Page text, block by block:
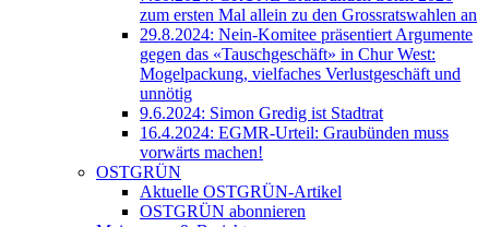
zum ersten Mal allein zu den Grossratswahlen an
29.8.2024: Nein-Komitee präsentiert Argumente
gegen das «Tauschgeschäft» in Chur West:
Mogelpackung, vielfaches Verlustgeschäft und
unnötig
9.6.2024: Simon Gredig ist Stadtrat
16.4.2024: EGMR-Urteil: Graubünden muss
vorwärts machen!
OSTGRÜN
Aktuelle OSTGRÜN-Artikel
OSTGRÜN abonnieren